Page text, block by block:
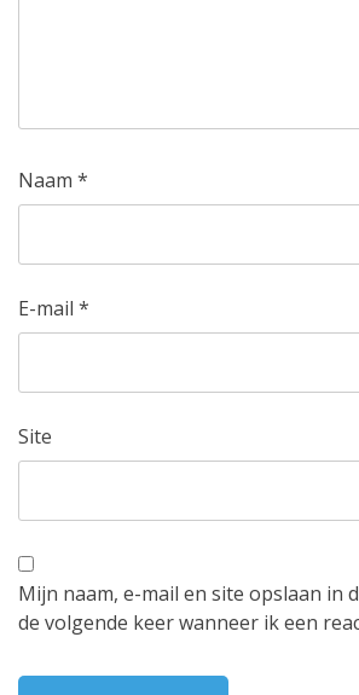
Naam *
E-mail *
Site
Mijn naam, e-mail en site opslaan in
de volgende keer wanneer ik een